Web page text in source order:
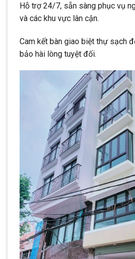
Hỗ trợ 24/7, sẵn sàng phục vụ
và các khu vực lân cận.
Cam kết bàn giao biệt thự sạch
bảo hài lòng tuyệt đối.